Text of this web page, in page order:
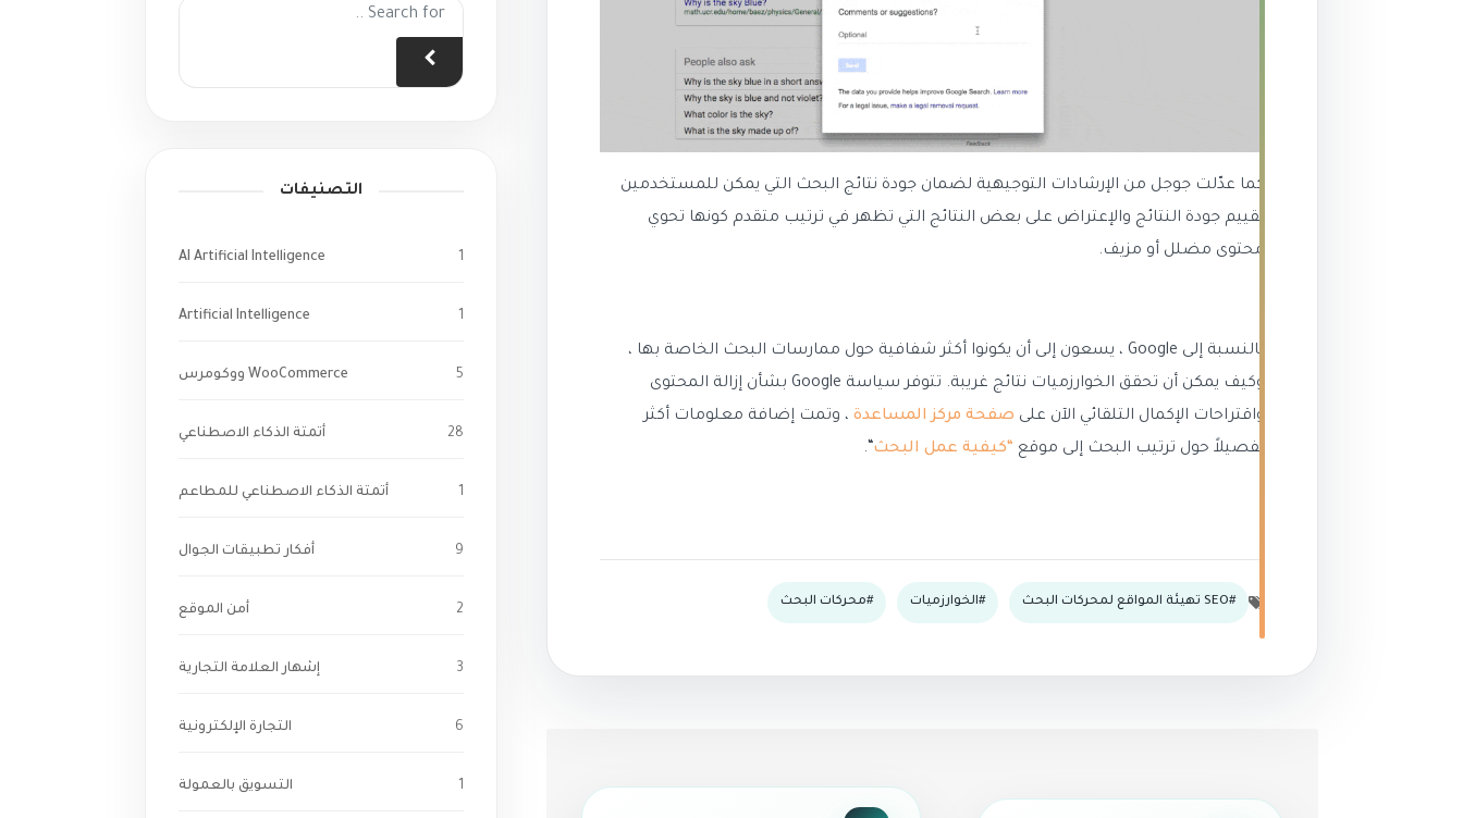
كما عدّلت جوجل من الإرشادات التوجيهية لضمان جودة نتائج البحث التي يمكن للمستخدمين
تقييم جودة النتائج والإعتراض على بعض النتائج التي تظهر في ترتيب متقدم كونها تحوي
محتوى مضلل أو مزيف.
بالنسبة إلى Google ، يسعون إلى أن يكونوا أكثر شفافية حول ممارسات البحث الخاصة بها ،
وكيف يمكن أن تحقق الخوارزميات نتائج غريبة. تتوفر سياسة Google بشأن إزالة المحتوى
واقتراحات الإكمال التلقائي الآن على صفحة مركز المساعدة، وتمت إضافة معلومات أكثر
تفصيلاً حول ترتيب البحث إلى موقع “كيفية عمل البحث“.
SEO تهيئة المواقع لمحركات البحث الخوارزميات محركات البحث
التصنيفات
AI Artificial Intelligence 1
Artificial Intelligence 1
WooCommerce ووكومرس 5
أتمتة الذكاء الاصطناعي 28
أتمتة الذكاء الاصطناعي للمطاعم 1
أفكار تطبيقات الجوال 9
أمن الموقع 2
إشهار العلامة التجارية 3
التجارة الإلكترونية 6
التسويق بالعمولة 1